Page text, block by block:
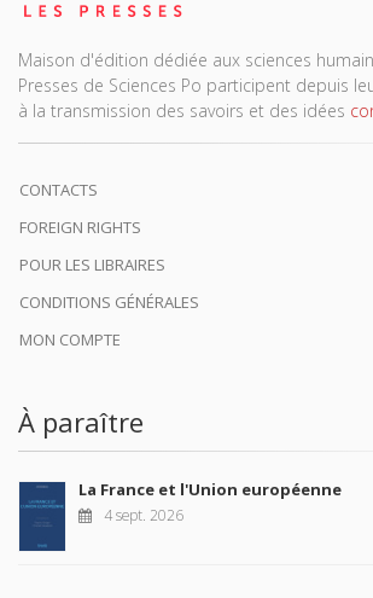
Maison d'édition dédiée aux sciences
Presses de Sciences Po participent depuis
à la transmission des savoirs et des idées
CONTACTS
FOREIGN RIGHTS
POUR LES LIBRAIRES
CONDITIONS GÉNÉRALES
MON COMPTE
À paraître
La France et l'Union européenne
4 sept. 2026